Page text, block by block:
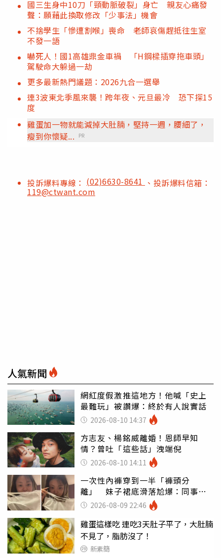
國三生身中10刀「頸動脈破裂」身亡 親友心痛發
聲：願藉此換取修改「少事法」機會
不捨學生「慘遭割喉」喪命 老師哀傷趕抵往生室
不發一語
嚇死人！國1高雄鼎金車禍 「H鋼樑插穿拖車頭」
駕駛命大躲過一劫
更多最新熱門議題：2026九合一選舉
連3波東北季風來襲！跨年夜、元旦最冷 恐下探15
度
雞蛋加一物就能減掉大肚腩，堅持一週，腰細了，
瘦到你懷疑...
PR
投訴爆料專線： (02)6630-8641 、投訴爆料信箱：
119@ctwant.com
人氣新聞
網紅度假激推這地方！他喊「史上
最難玩」被讚爆：終於有人說實話
2026-08-10 14:37
方志友、楊銘威離婚！恩師早知
情？曾吐「這些話」洩端倪
2026-08-10 14:11
一次性內褲穿到一半「褲頭分
離」 妹子裙底滑落尬爆：同事全
看光2026-08-09 22:46
雞蛋這樣吃 連吃3天肚子平了，大肚腩
不見了，脂肪沒了！
新素簡